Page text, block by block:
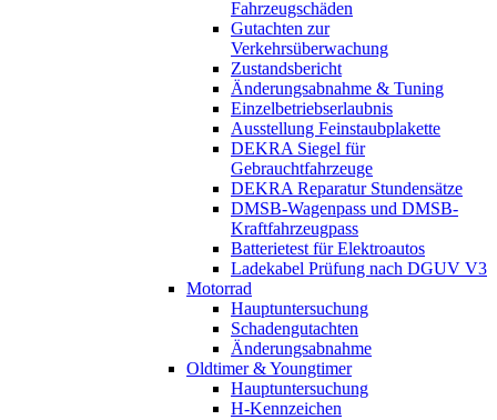
Fahrzeugschäden
Gutachten zur
Verkehrsüberwachung
Zustandsbericht
Änderungsabnahme & Tuning
Einzelbetriebserlaubnis
Ausstellung Feinstaubplakette
DEKRA Siegel für
Gebrauchtfahrzeuge
DEKRA Reparatur Stundensätze
DMSB-Wagenpass und DMSB-
Kraftfahrzeugpass
Batterietest für Elektroautos
Ladekabel Prüfung nach DGUV V3
Motorrad
Hauptuntersuchung
Schadengutachten
Änderungsabnahme
Oldtimer & Youngtimer
Hauptuntersuchung
H-Kennzeichen